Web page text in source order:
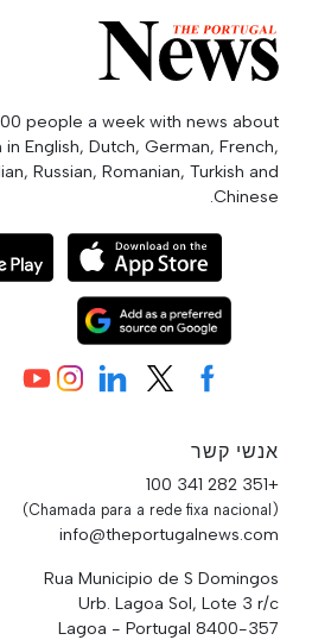
people a week with news about
English, Dutch, German, French,
Russian, Romanian, Turkish and
Chinese.
אנשי קשר
+351 282 341 100
(Chamada para a rede fixa nacional)
info@theportugalnews.com
Rua Municipio de S Domingos
Urb. Lagoa Sol, Lote 3 r/c
8400-357 Lagoa - Portugal